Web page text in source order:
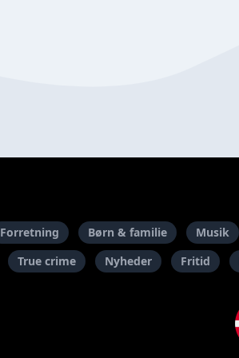
Forretning Børn & familie Musik
True crime Nyheder Fritid